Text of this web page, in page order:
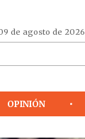
de agosto de 2026
OPINIÓN